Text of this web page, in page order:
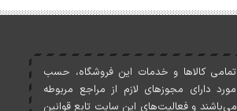
تمامی کالاها و خدمات اين فروشگاه، حسب
مورد دارای مجوزهای لازم از مراجع مربوطه
می‌باشند و فعاليت‌های اين سايت تابع قوانين